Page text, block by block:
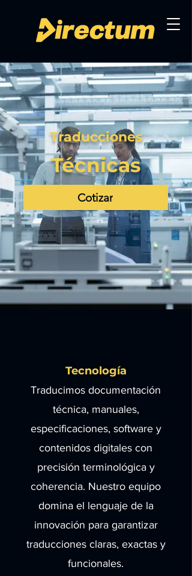
Traducciones
Técnicas
Cotizar
Tecnología
Traducimos documentación
técnica, manuales,
especificaciones, software y
contenidos digitales con
precisión terminológica y
coherencia. Nuestro equipo
domina el lenguaje de la
innovación para garantizar
traducciones claras, exactas y
funcionales.